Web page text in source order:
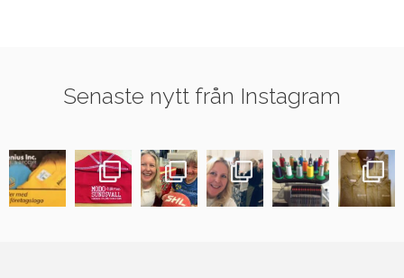
Senaste nytt från Instagram